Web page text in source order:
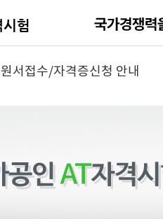
원서접수/자격증신청 안내